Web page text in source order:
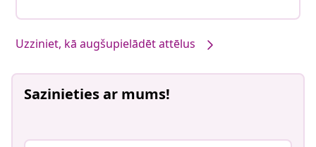
Uzziniet, kā augšupielādēt attēlus
Sazinieties ar mums!